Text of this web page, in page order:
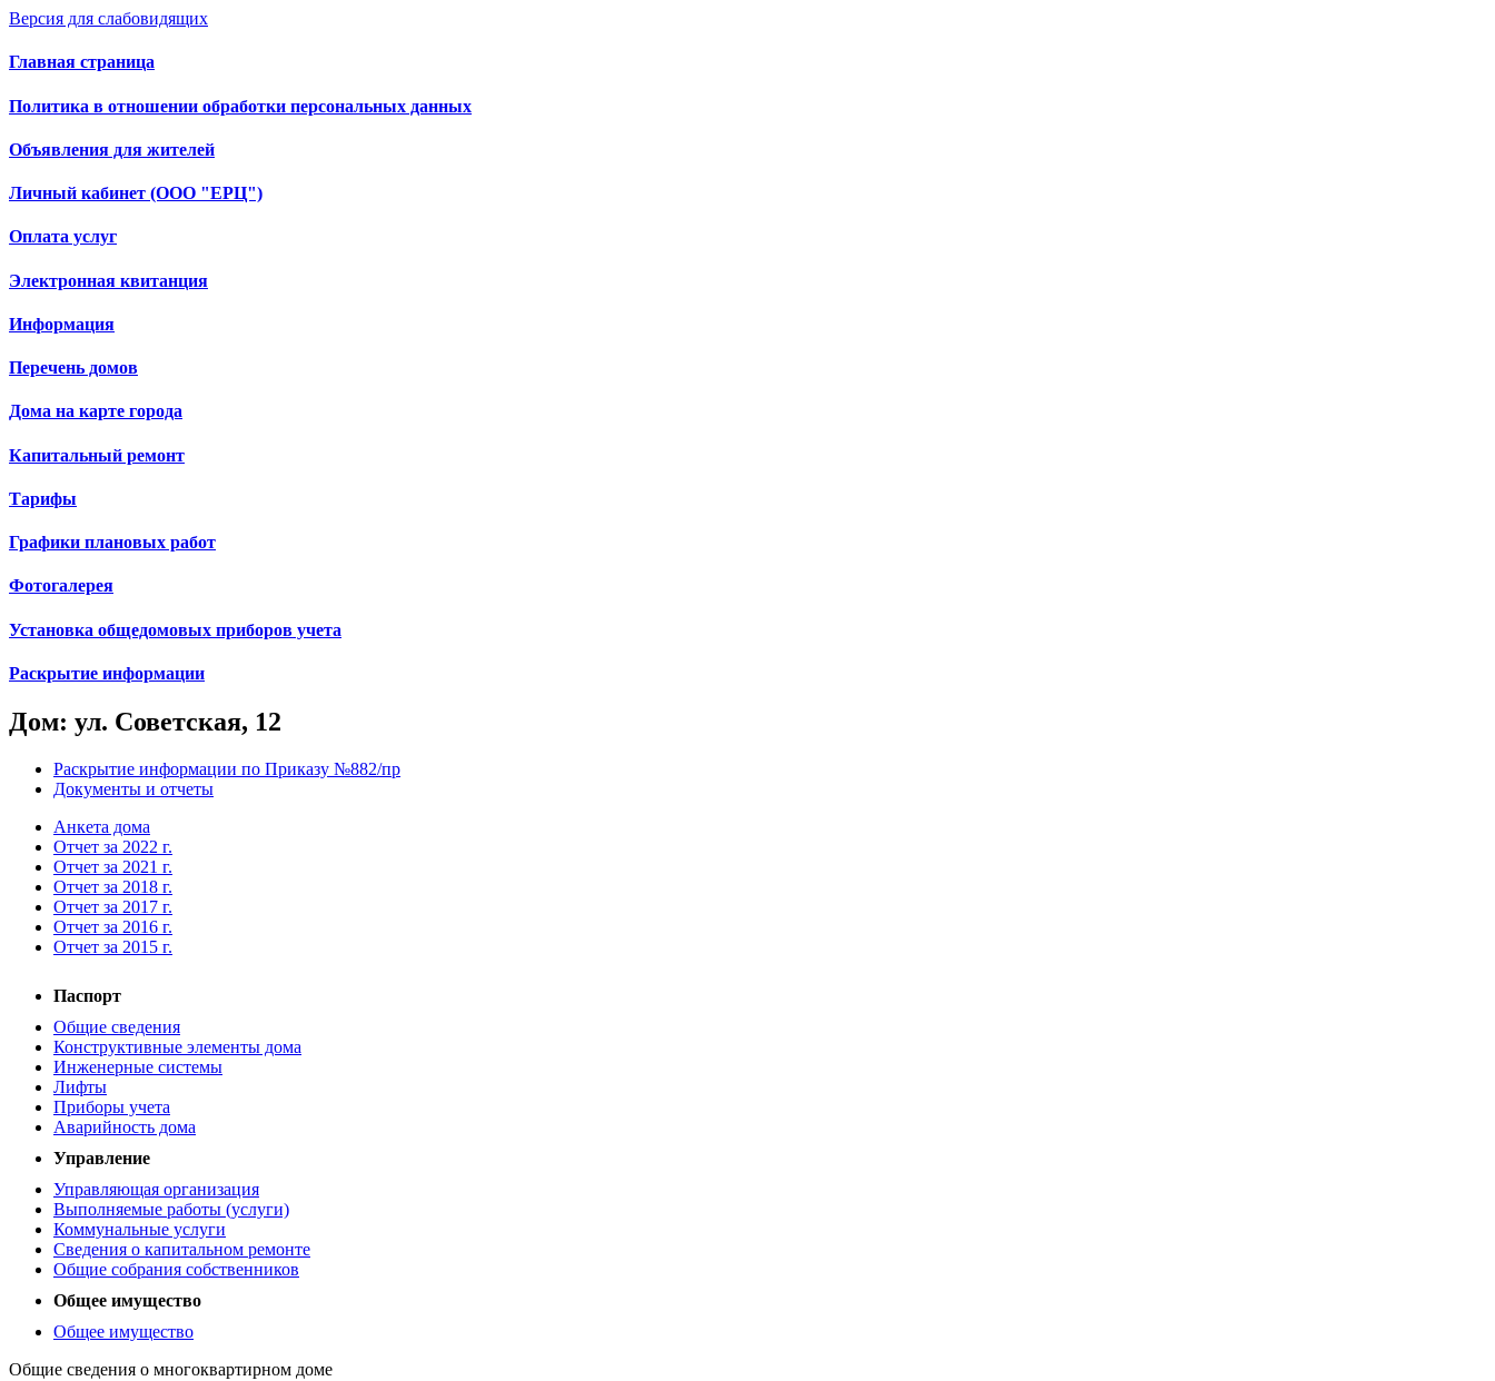
Версия для слабовидящих
Главная страница
Политика в отношении обработки персональных данных
Объявления для жителей
Личный кабинет (ООО "ЕРЦ")
Оплата услуг
Электронная квитанция
Информация
Перечень домов
Дома на карте города
Капитальный ремонт
Тарифы
Графики плановых работ
Фотогалерея
Установка общедомовых приборов учета
Раскрытие информации
Дом: ул. Советская, 12
Раскрытие информации по Приказу №882/пр
Документы и отчеты
Анкета дома
Отчет за 2022 г.
Отчет за 2021 г.
Отчет за 2018 г.
Отчет за 2017 г.
Отчет за 2016 г.
Отчет за 2015 г.
Паспорт
Общие сведения
Конструктивные элементы дома
Инженерные системы
Лифты
Приборы учета
Аварийность дома
Управление
Управляющая организация
Выполняемые работы (услуги)
Коммунальные услуги
Сведения о капитальном ремонте
Общие собрания собственников
Общее имущество
Общее имущество
Общие сведения о многоквартирном доме